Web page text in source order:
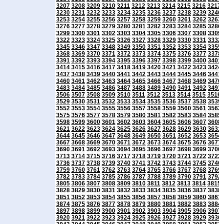
3207 3208 3209 3210 3211 3212 3213 3214 3215 3216
3230 3231 3232 3233 3234 3235 3236 3237 3238 3239
3253 3254 3255 3256 3257 3258 3259 3260 3261 3262
3276 3277 3278 3279 3280 3281 3282 3283 3284 3285
3299 3300 3301 3302 3303 3304 3305 3306 3307 3308
3322 3323 3324 3325 3326 3327 3328 3329 3330 3331
3345 3346 3347 3348 3349 3350 3351 3352 3353 3354
3368 3369 3370 3371 3372 3373 3374 3375 3376 3377
3391 3392 3393 3394 3395 3396 3397 3398 3399 3400
3414 3415 3416 3417 3418 3419 3420 3421 3422 3423
3437 3438 3439 3440 3441 3442 3443 3444 3445 3446
3460 3461 3462 3463 3464 3465 3466 3467 3468 3469
3483 3484 3485 3486 3487 3488 3489 3490 3491 3492
3506 3507 3508 3509 3510 3511 3512 3513 3514 3515
3529 3530 3531 3532 3533 3534 3535 3536 3537 3538
3552 3553 3554 3555 3556 3557 3558 3559 3560 3561
3575 3576 3577 3578 3579 3580 3581 3582 3583 3584
3598 3599 3600 3601 3602 3603 3604 3605 3606 3607
3621 3622 3623 3624 3625 3626 3627 3628 3629 3630
3644 3645 3646 3647 3648 3649 3650 3651 3652 3653
3667 3668 3669 3670 3671 3672 3673 3674 3675 3676
3690 3691 3692 3693 3694 3695 3696 3697 3698 3699
3713 3714 3715 3716 3717 3718 3719 3720 3721 3722
3736 3737 3738 3739 3740 3741 3742 3743 3744 3745
3759 3760 3761 3762 3763 3764 3765 3766 3767 3768
3782 3783 3784 3785 3786 3787 3788 3789 3790 3791
3805 3806 3807 3808 3809 3810 3811 3812 3813 3814
3828 3829 3830 3831 3832 3833 3834 3835 3836 3837
3851 3852 3853 3854 3855 3856 3857 3858 3859 3860
3874 3875 3876 3877 3878 3879 3880 3881 3882 3883
3897 3898 3899 3900 3901 3902 3903 3904 3905 3906
3920 3921 3922 3923 3924 3925 3926 3927 3928 3929